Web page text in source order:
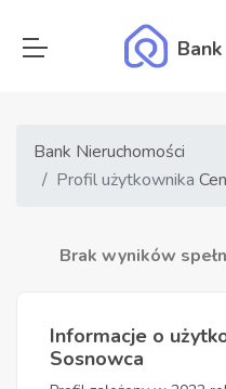
Bank Nieruchomości
Profil użytkownika
Brak wyników
Informacje o
Sosnowca